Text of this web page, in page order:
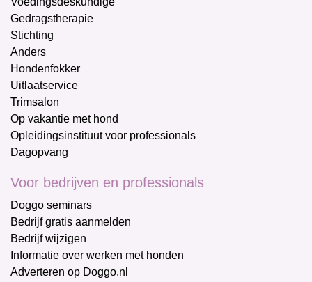
Gedragstherapie
Stichting
Anders
Hondenfokker
Uitlaatservice
Trimsalon
Op vakantie met hond
Opleidingsinstituut voor professionals
Dagopvang
Voor bedrijven en professionals
Doggo seminars
Bedrijf gratis aanmelden
Bedrijf wijzigen
Informatie over werken met honden
Adverteren op Doggo.nl